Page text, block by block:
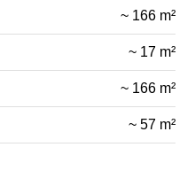
~ 166 m²
~ 17 m²
~ 166 m²
~ 57 m²